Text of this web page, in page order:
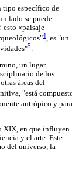
tipo específico de
lado se puede
esto «paisaje
4, es "un
5.
un lugar
de los
áreas del
"está
antrópico y para
XIX, en que influyen
y el arte. Este
del universo, la